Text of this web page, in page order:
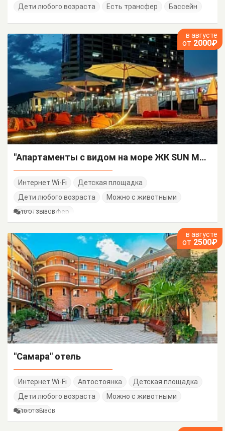
Дети любого возраста
Есть трансфер Бассейн
в августе
от 2000₽
"Апартаменты с видом на море ЖК SUN MARINA" апарт-отель
Интернет Wi-Fi
Детская площадка
Дети любого возраста
Можно с животными
Есть трансфер
10 ОТЗЫВОВ
в августе
от 2500₽
"Самара" отель
Интернет Wi-Fi Автостоянка
Детская площадка
Дети любого возраста
Можно с животными
Бассейн
10 ОТЗЫВОВ